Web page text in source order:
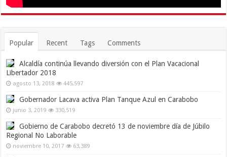
Popular Recent Tags Comments
Alcaldía continúa llevando diversión con el Plan Vacacional
Libertador 2018
agosto 13, 2018 445,597
Gobernador Lacava activa Plan Tanque Azul en Carabobo
junio 3, 2019 330,519
Gobierno de Carabobo decretó 13 de noviembre día de Júbilo
Regional No Laborable
noviembre 10, 2017 63,389